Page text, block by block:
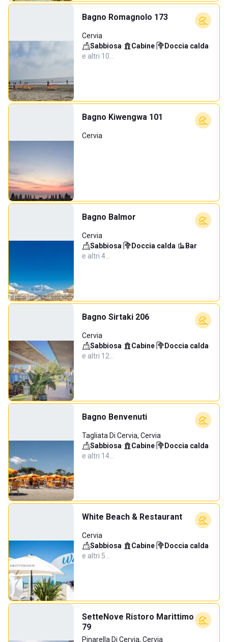
Bagno Romagnolo 173
Cervia
Sabbiosa· Cabine· Doccia calda·
e altri 10…
Bagno Kiwengwa 101
Cervia
Bagno Balmor
Cervia
Sabbiosa· Doccia calda· Bar·
e altri 4…
Bagno Sirtaki 206
Cervia
Sabbiosa· Cabine· Doccia calda·
e altri 12…
Bagno Benvenuti
Tagliata Di Cervia, Cervia
Sabbiosa· Cabine· Doccia calda·
e altri 14…
White Beach & Restaurant
Cervia
Sabbiosa· Cabine· Doccia calda·
e altri 5…
SetteNove Ristoro Marittimo
79
Pinarella Di Cervia, Cervia